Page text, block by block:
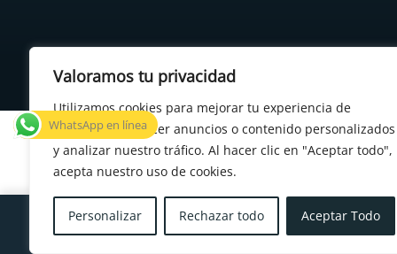
Valoramos tu privacidad
Utilizamos cookies para mejorar tu experiencia de
navegación, ofrecer anuncios o contenido personalizados
y analizar nuestro tráfico. Al hacer clic en "Aceptar todo",
acepta nuestro uso de cookies.
Personalizar Rechazar todo Aceptar Todo
¿Tenés alguna duda?
Menu Cuenta Carrito Deseos
WhatsApp en línea